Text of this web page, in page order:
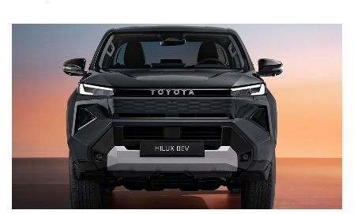
Vanaf € 76.695,- Vanaf € 27.945,-
Proace (excl. BTW)
OOK ALS BATTERIJ-
ELEKTRISCH
Proace Verso
BATTERIJ-ELEKTRISCH